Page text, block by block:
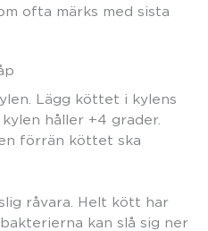
ofta märks med sista
Lägg köttet i kylens
håller +4 grader.
förrän köttet ska
råvara. Helt kött har
kan slå sig ner